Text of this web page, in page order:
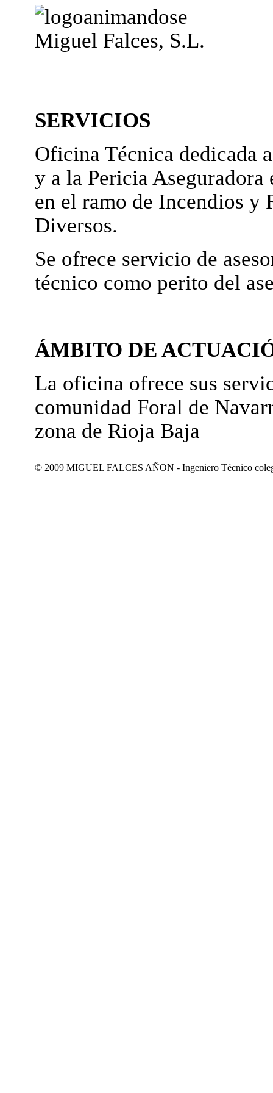
Miguel Falces, S.L.
SERVICIOS
Oficina Técnica dedicada
y a la Pericia Aseguradora
en el ramo de Incendios y
Diversos.
Se ofrece servicio de
técnico como perito del
ÁMBITO DE
La oficina ofrece sus
comunidad Foral de
zona de Rioja Baja
© 2009 MIGUEL FALCES AÑON - Ingeniero Técnico